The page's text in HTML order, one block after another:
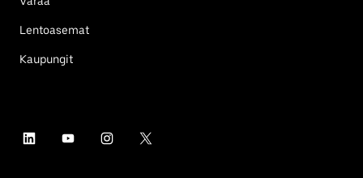
Lentoasemat
Kaupungit